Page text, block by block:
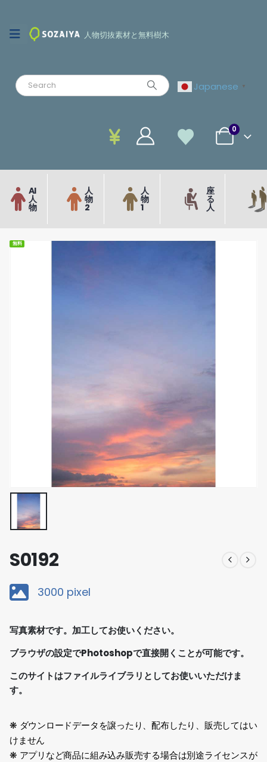
人物切抜素材と無料樹木
Japanese ▼
0
AI
人
物
人
物
2
人
物
1
座
る
人
無料
S0192
3000 pixel
写真素材です。加工してお使いください。
ブラウザの設定でPhotoshopで直接開くことが可能です。
このサイトはファイルライブラリとしてお使いいただけま
す。
❋ ダウンロードデータを譲ったり、配布したり、販売してはい
けません
❋ アプリなど商品に組み込み販売する場合は別途ライセンスが